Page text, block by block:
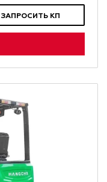
ЗАПРОСИТЬ КП